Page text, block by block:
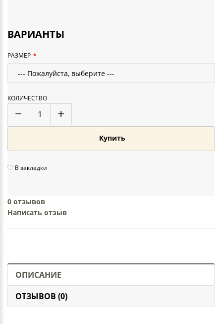
ВАРИАНТЫ
РАЗМЕР
КОЛИЧЕСТВО
Купить
В закладки
0 отзывов
Написать отзыв
ОПИСАНИЕ
ОТЗЫВОВ (0)